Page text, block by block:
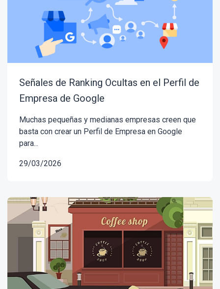
Señales de Ranking Ocultas en el Perfil de
Empresa de Google
Muchas pequeñas y medianas empresas creen que
basta con crear un Perfil de Empresa en Google
para...
29/03/2026